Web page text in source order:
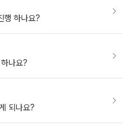
행 하나요?
나요?
되나요?